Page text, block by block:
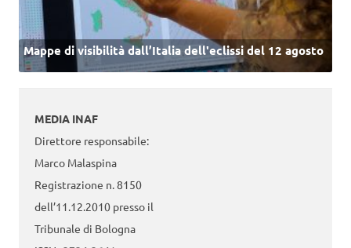
Mappe di visibilità dall’Italia dell'eclissi del 12 agosto
MEDIA INAF
Direttore responsabile:
Marco Malaspina
Registrazione n. 8150
dell’11.12.2010 presso il
Tribunale di Bologna